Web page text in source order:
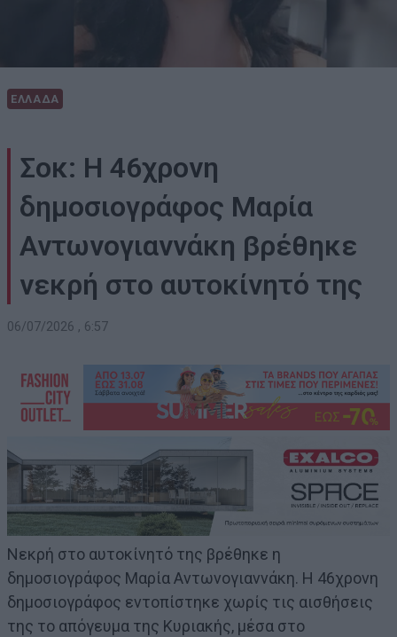
ΕΛΛΑΔΑ
Σοκ: Η 46χρονη
δημοσιογράφος Μαρία
Αντωνογιαννάκη βρέθηκε
νεκρή στο αυτοκίνητό της
06/07/2026 , 6:57
Νεκρή στο αυτοκίνητό της βρέθηκε η
δημοσιογράφος Μαρία Αντωνογιαννάκη. Η 46χρονη
δημοσιογράφος εντοπίστηκε χωρίς τις αισθήσεις
της το απόγευμα της Κυριακής, μέσα στο